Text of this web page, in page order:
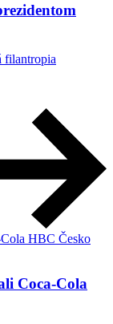
filantropia
Coca-Cola